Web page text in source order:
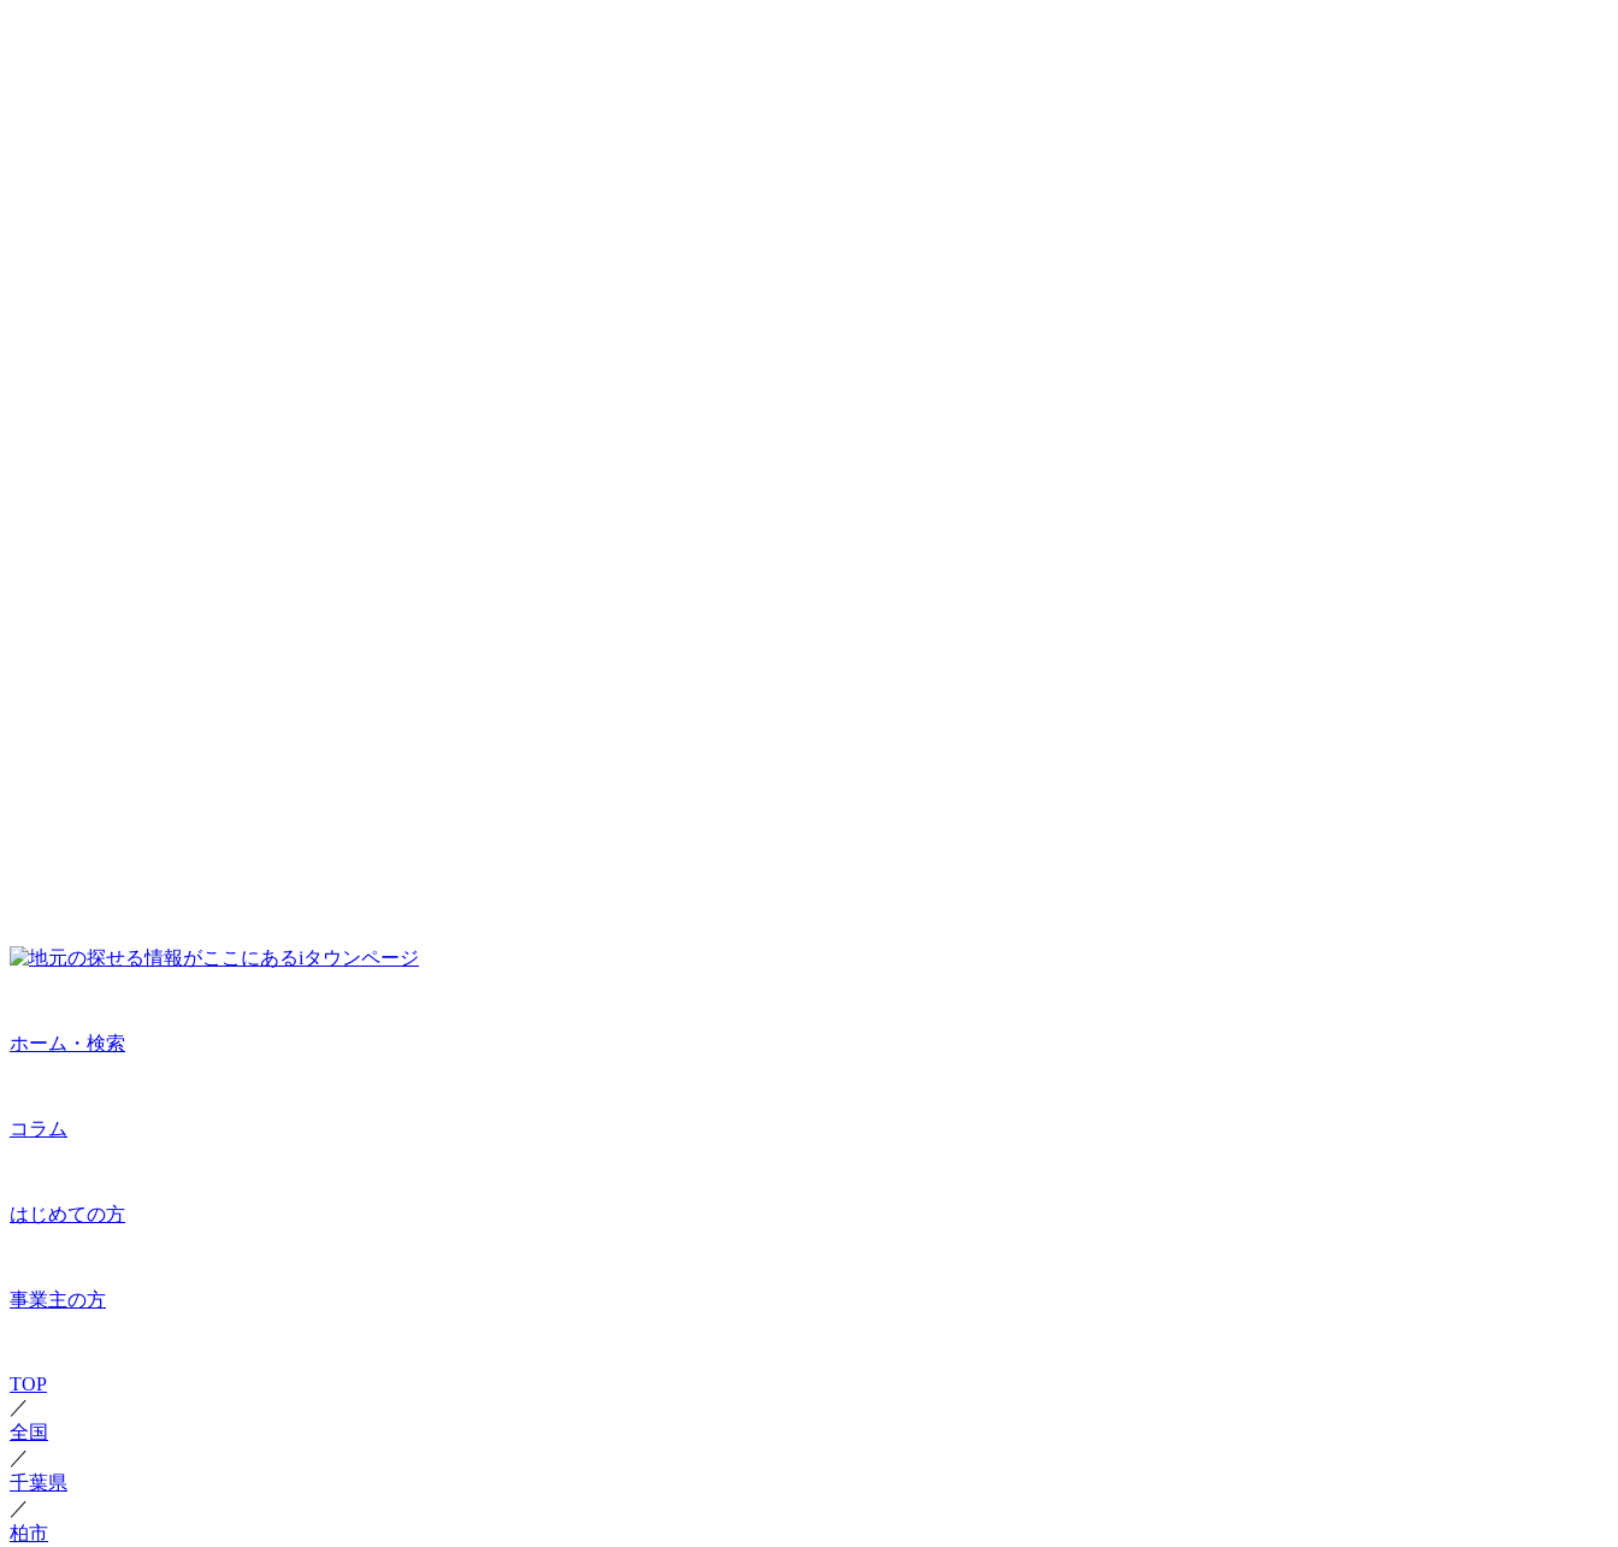
ホーム・検索
コラム
はじめての方
事業主の方
TOP
／
全国
／
千葉県
／
柏市